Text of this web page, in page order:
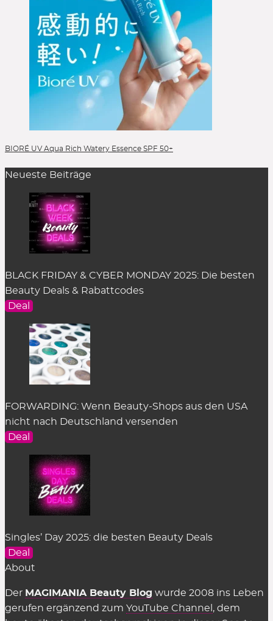
BIORÉ UV Aqua Rich Watery Essence SPF 50+
Neueste Beiträge
BLACK FRIDAY & CYBER MONDAY 2025: Die besten
Beauty Deals & Rabattcodes
Deal
FORWARDING: Wenn Beauty-Shops aus den USA
nicht nach Deutschland versenden
Deal
Singles’ Day 2025: die besten Beauty Deals
Deal
About
Der MAGIMANIA Beauty Blog wurde 2008 ins Leben
gerufen ergänzend zum YouTube Channel , dem